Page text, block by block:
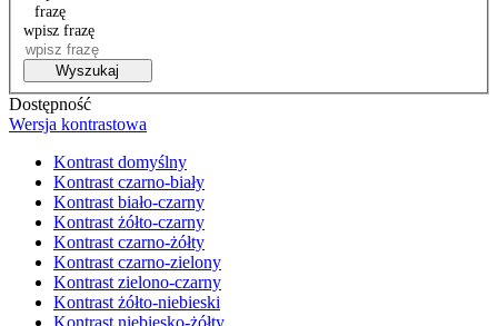
frazę
wpisz frazę
Wyszukaj
Dostępność
Wersja kontrastowa
Kontrast domyślny
Kontrast czarno-biały
Kontrast biało-czarny
Kontrast żółto-czarny
Kontrast czarno-żółty
Kontrast czarno-zielony
Kontrast zielono-czarny
Kontrast żółto-niebieski
Kontrast niebiesko-żółty